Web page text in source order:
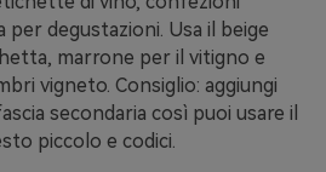
per degustazioni. Usa il beige
marrone per il vitigno e
vigneto. Consiglio: aggiungi
secondaria così puoi usare il
piccolo e codici.